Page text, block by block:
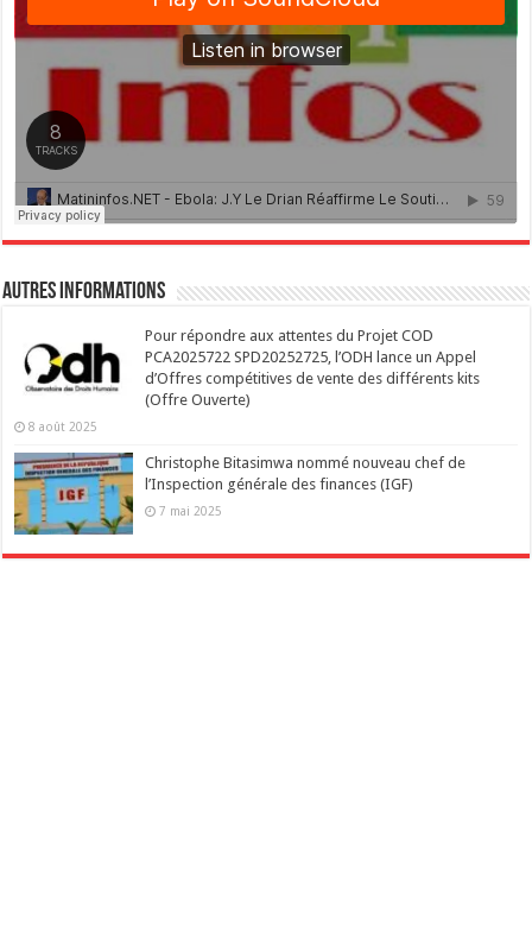
Autres Informations
Pour répondre aux attentes du Projet COD
PCA2025722 SPD20252725, l’ODH lance un Appel
d’Offres compétitives de vente des différents kits
(Offre Ouverte)
8 août 2025
Christophe Bitasimwa nommé nouveau chef de
l’Inspection générale des finances (IGF)
7 mai 2025